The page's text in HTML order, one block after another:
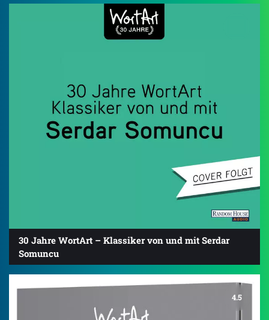
30 Jahre WortArt – Klassiker von und mit Serdar
Somuncu
4.5